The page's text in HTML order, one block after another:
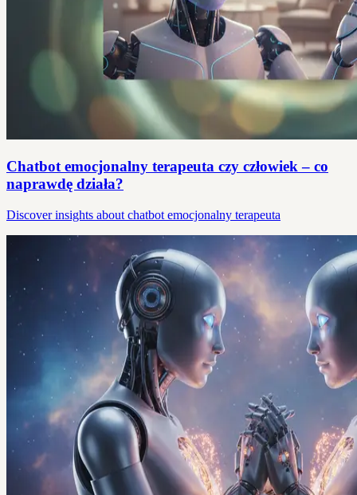
Chatbot emocjonalny terapeuta czy człowiek – co
naprawdę działa?
Discover insights about chatbot emocjonalny terapeuta